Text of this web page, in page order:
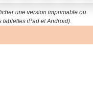
une version imprimable ou
iPad et Android).